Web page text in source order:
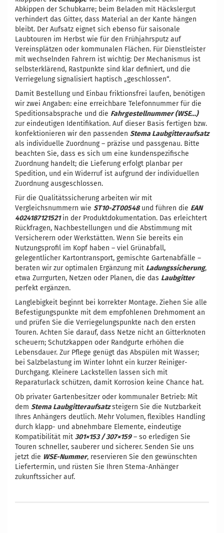
Abkippen der Schubkarre; beim Beladen mit Häckslergut
verhindert das Gitter, dass Material an der Kante hängen
bleibt. Der Aufsatz eignet sich ebenso für saisonale
Laubtouren im Herbst wie für den Frühjahrsputz auf
Vereinsplätzen oder kommunalen Flächen. Für Dienstleister
mit wechselnden Fahrern ist wichtig: Der Mechanismus ist
selbsterklärend, Rastpunkte sind klar definiert, und die
Verriegelung signalisiert haptisch „geschlossen“.
Damit Bestellung und Einbau friktionsfrei laufen, benötigen
wir zwei Angaben: eine erreichbare Telefonnummer für die
Speditionsabsprache und die Fahrgestellnummer (WSE…)
zur eindeutigen Identifikation. Auf dieser Basis fertigen bzw.
konfektionieren wir den passenden Stema Laubgitteraufsatz
als individuelle Zuordnung – präzise und passgenau. Bitte
beachten Sie, dass es sich um eine kundenspezifische
Zuordnung handelt; die Lieferung erfolgt planbar per
Spedition, und ein Widerruf ist aufgrund der individuellen
Zuordnung ausgeschlossen.
Für die Qualitätssicherung arbeiten wir mit
Vergleichsnummern wie ST10-ZT00548und führen die EAN
4024187121521in der Produktdokumentation. Das erleichtert
Rückfragen, Nachbestellungen und die Abstimmung mit
Versicherern oder Werkstätten. Wenn Sie bereits ein
Nutzungsprofil im Kopf haben – viel Grünabfall,
gelegentlicher Kartontransport, gemischte Gartenabfälle –
beraten wir zur optimalen Ergänzung mit Ladungssicherung,
etwa Zurrgurten, Netzen oder Planen, die das Laubgitter
perfekt ergänzen.
Langlebigkeit beginnt bei korrekter Montage. Ziehen Sie alle
Befestigungspunkte mit dem empfohlenen Drehmoment an
und prüfen Sie die Verriegelungspunkte nach den ersten
Touren. Achten Sie darauf, dass Netze nicht an Gitterknoten
scheuern; Schutzkappen oder Randgurte erhöhen die
Lebensdauer. Zur Pflege genügt das Abspülen mit Wasser;
bei Salzbelastung im Winter lohnt ein kurzer Reiniger-
Durchgang. Kleinere Lackstellen lassen sich mit
Reparaturlack schützen, damit Korrosion keine Chance hat.
Ob privater Gartenbesitzer oder kommunaler Betrieb: Mit
dem Stema Laubgitteraufsatzsteigern Sie die Nutzbarkeit
Ihres Anhängers deutlich. Mehr Volumen, flexibles Handling
durch klapp- und abnehmbare Elemente, eindeutige
Kompatibilität mit 301×153 / 307×159– so erledigen Sie
Touren schneller, sauberer und sicherer. Senden Sie uns
jetzt die WSE-Nummer, reservieren Sie den gewünschten
Liefertermin, und rüsten Sie Ihren Stema-Anhänger
zukunftssicher auf.